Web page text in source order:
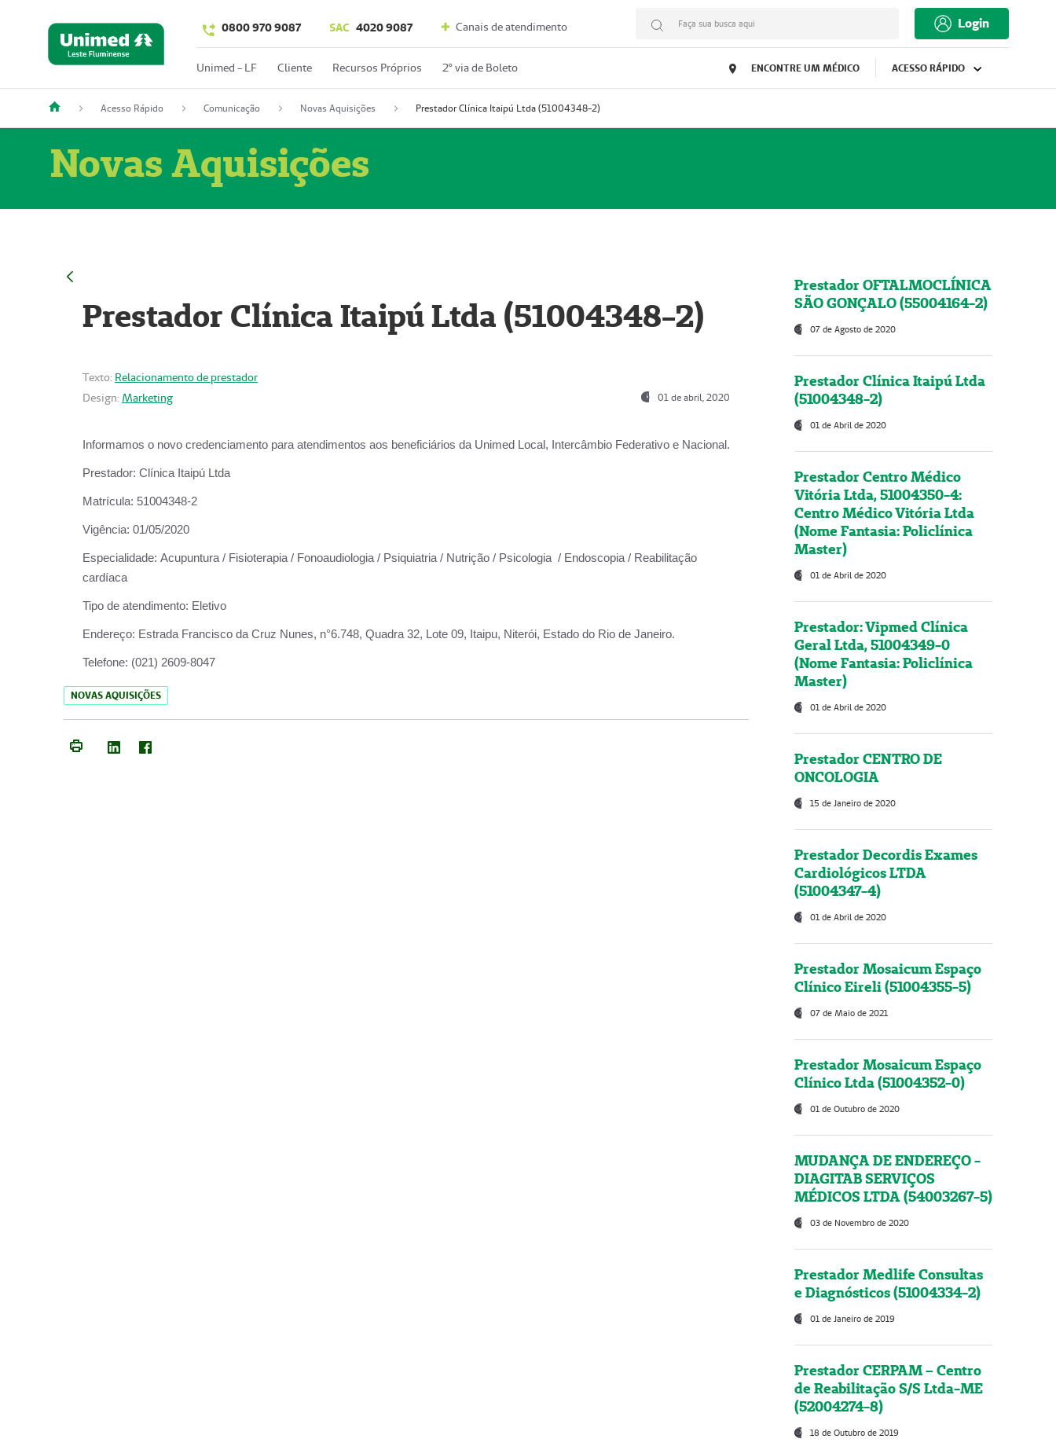
0800 970 9087 SAC 4020 9087 Canais de atendimento Faça sua busca aqui Login
Unimed - LF Cliente Recursos Próprios 2º via de Boleto ENCONTRE UM MÉDICO ACESSO RÁPIDO
Acesso Rápido Comunicação Novas Aquisições Prestador Clínica Itaipú Ltda (51004348-2)
Novas Aquisições
Prestador Clínica Itaipú Ltda (51004348-2)
Texto: Relacionamento de prestador
Design: Marketing 01 de abril, 2020
Informamos o novo credenciamento para atendimentos aos beneficiários da Unimed Local, Intercâmbio Federativo e Nacional.
Prestador: Clínica Itaipú Ltda
Matrícula: 51004348-2
Vigência: 01/05/2020
Especialidade: Acupuntura / Fisioterapia / Fonoaudiologia / Psiquiatria / Nutrição / Psicologia / Endoscopia / Reabilitação
cardíaca
Tipo de atendimento: Eletivo
Endereço: Estrada Francisco da Cruz Nunes, n°6.748, Quadra 32, Lote 09, Itaipu, Niterói, Estado do Rio de Janeiro.
Telefone: (021) 2609-8047
NOVAS AQUISIÇÕES
Prestador OFTALMOCLÍNICA
SÃO GONÇALO (55004164-2)
07 de Agosto de 2020
Prestador Clínica Itaipú Ltda
(51004348-2)
01 de Abril de 2020
Prestador Centro Médico
Vitória Ltda, 51004350-4:
Centro Médico Vitória Ltda
(Nome Fantasia: Policlínica
Master)
01 de Abril de 2020
Prestador: Vipmed Clínica
Geral Ltda, 51004349-0
(Nome Fantasia: Policlínica
Master)
01 de Abril de 2020
Prestador CENTRO DE
ONCOLOGIA
15 de Janeiro de 2020
Prestador Decordis Exames
Cardiológicos LTDA
(51004347-4)
01 de Abril de 2020
Prestador Mosaicum Espaço
Clínico Eireli (51004355-5)
07 de Maio de 2021
Prestador Mosaicum Espaço
Clínico Ltda (51004352-0)
01 de Outubro de 2020
MUDANÇA DE ENDEREÇO -
DIAGITAB SERVIÇOS
MÉDICOS LTDA (54003267-5)
03 de Novembro de 2020
Prestador Medlife Consultas
e Diagnósticos (51004334-2)
01 de Janeiro de 2019
Prestador CERPAM – Centro
de Reabilitação S/S Ltda-ME
(52004274-8)
18 de Outubro de 2019